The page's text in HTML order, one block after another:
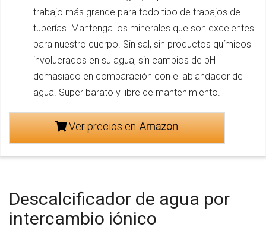
trabajo más grande para todo tipo de trabajos de
tuberías. Mantenga los minerales que son excelentes
para nuestro cuerpo. Sin sal, sin productos químicos
involucrados en su agua, sin cambios de pH
demasiado en comparación con el ablandador de
agua. Super barato y libre de mantenimiento.
Ver precios en
Descalcificador de agua por
intercambio iónico